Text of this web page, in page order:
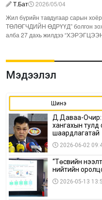
Т.Бат
2026/05/04
Жил бүрийн тавдугаар сарын
ТӨЛӨГЧДИЙН ӨДРҮҮД” болгон
алба 27 дахь жилдээ
Мэдээлэл
Шинэ
Д.Даваа-Очир:
хангахын тулд
шаардлагатай
2026-06-02
“Төсвийн
нийтийн
2026-05-13